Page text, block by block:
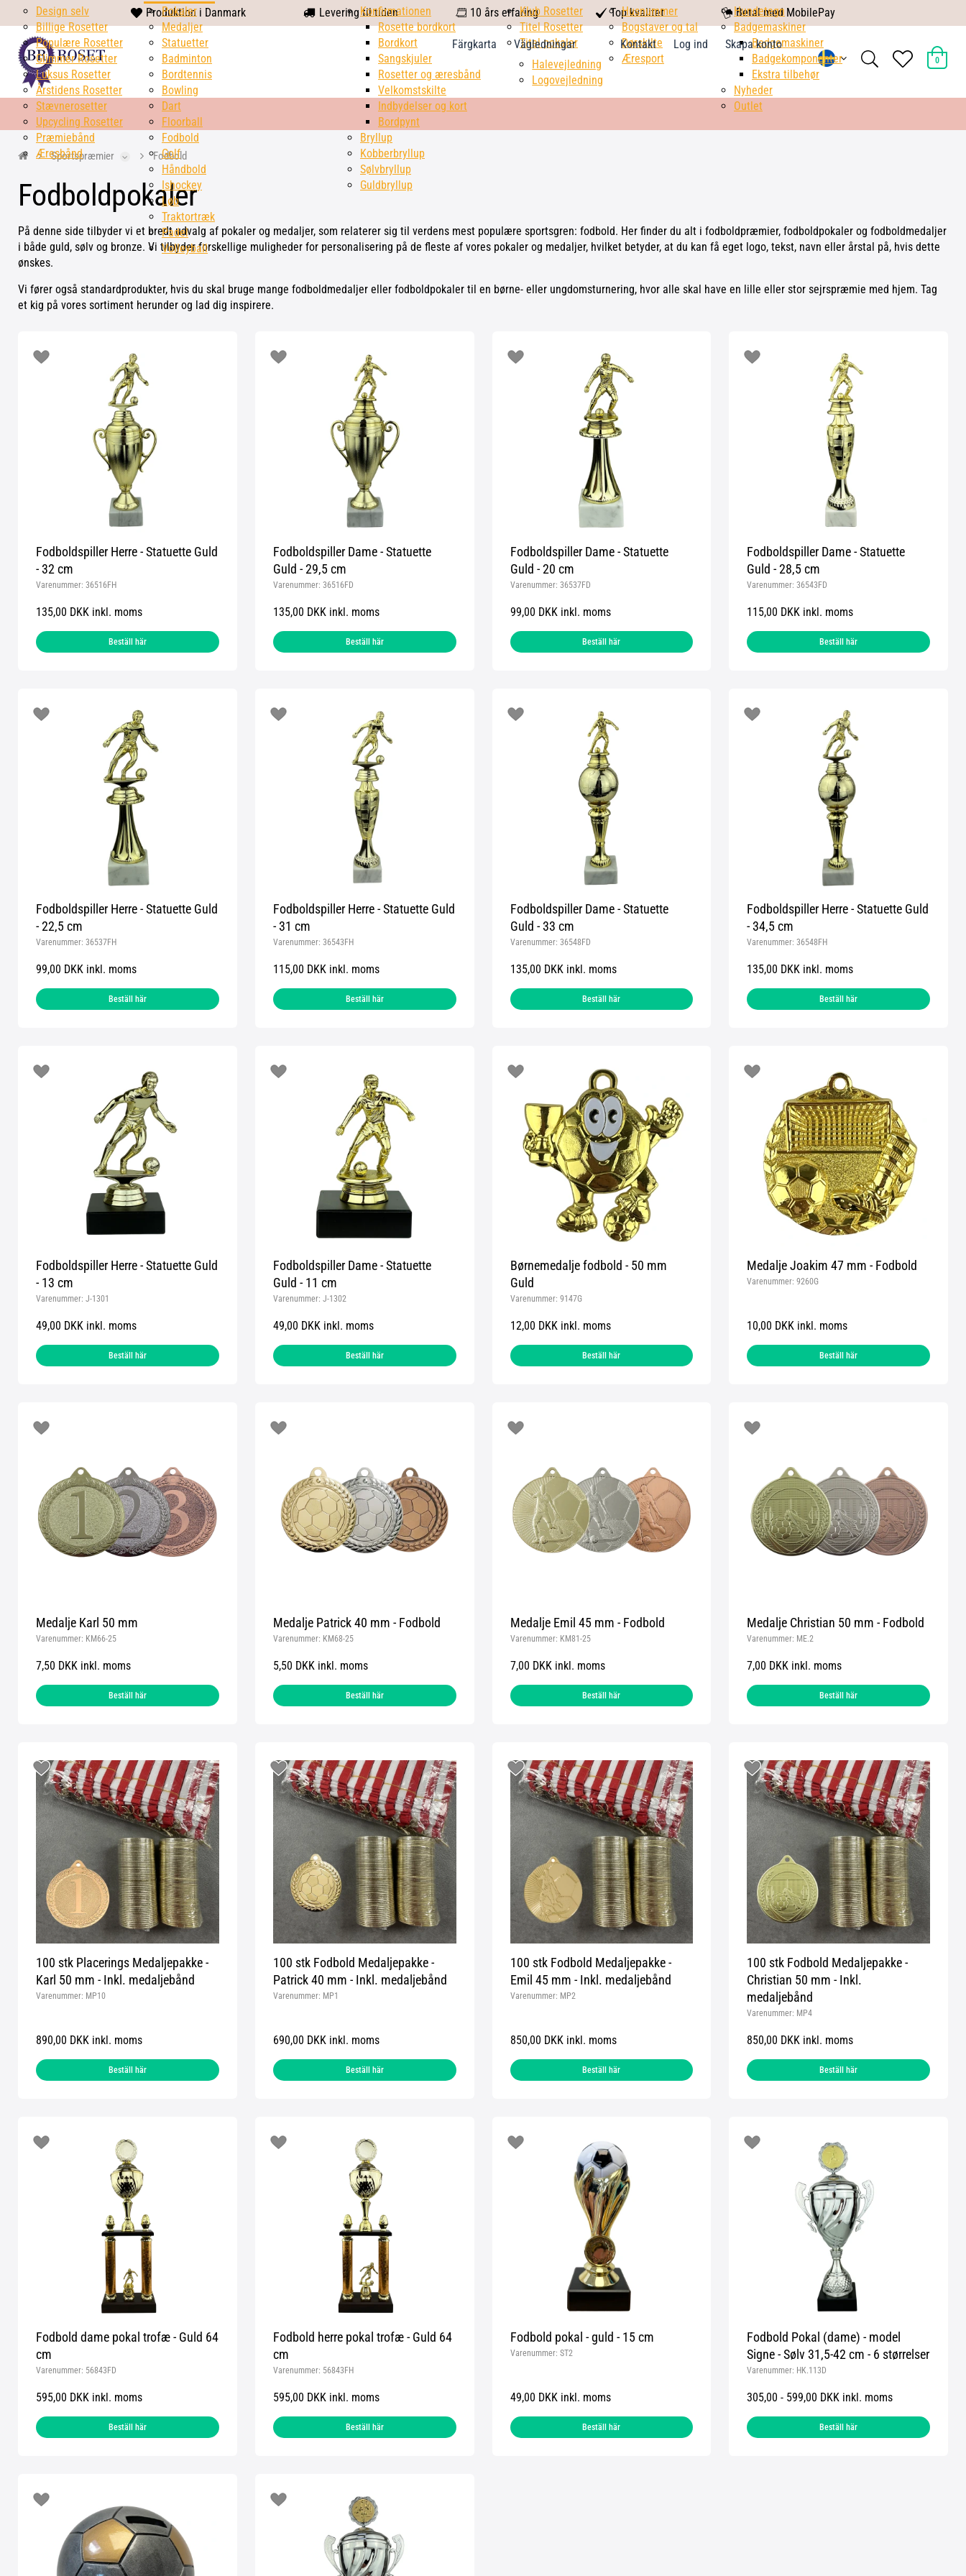
heart
solid
Produktion i Danmark Levering til tiden calendar
10 års erfaring
check
mark
Top kvalitet
mobile
pay
Betal med MobilePay
Färgkarta
Vägledningar
Halevejledning
Logovejledning
Kontakt Log ind
Skapa konto
search heart
light
0
Design selv
Billige Rosetter
Populære Rosetter
Glimmer Rosetter
Luksus Rosetter
Årstidens Rosetter
Stævnerosetter
Upcycling Rosetter
Præmiebånd
Æresbånd
Pokaler
Medaljer
Statuetter
Badminton
Bordtennis
Bowling
Dart
Floorball
Fodbold
Golf
Håndbold
Ishockey
Løb
Traktortræk
Padel
Volleyball
Konfirmationen
Rosette bordkort
Bordkort
Sangskjuler
Rosetter og æresbånd
Velkomstskilte
Indbydelser og kort
Bordpynt
Bryllup
Kobberbryllup
Sølvbryllup
Guldbryllup
Klub Rosetter
Titel Rosetter
Titel pokaler
Husnummer
Bogstaver og tal
Dørskilte
Æresport
Hundetegn
Badgemaskiner
Badgemaskiner
Badgekomponenter
Ekstra tilbehør
Nyheder
Outlet
Sportspræmier Fodbold
Fodboldpokaler
På denne side tilbyder vi et bredt udvalg af pokaler og medaljer, som relaterer sig til verdens mest populære sportsgren: fodbold. Her finder du alt i fodboldpræmier, fodboldpokaler og fodboldmedaljer
i både guld, sølv og bronze. Vi tilbyder forskellige muligheder for personalisering på de fleste af vores pokaler og medaljer, hvilket betyder, at du kan få eget logo, tekst, navn eller årstal på, hvis dette
ønskes.
Vi fører også standardprodukter, hvis du skal bruge mange fodboldmedaljer eller fodboldpokaler til en børne- eller ungdomsturnering, hvor alle skal have en lille eller stor sejrspræmie med hjem. Tag
et kig på vores sortiment herunder og lad dig inspirere.
Fodboldspiller Herre - Statuette Guld
- 32 cm
Varenummer: 36516FH
135,00 DKK inkl. moms
Beställ här
Fodboldspiller Dame - Statuette
Guld - 29,5 cm
Varenummer: 36516FD
135,00 DKK inkl. moms
Beställ här
Fodboldspiller Dame - Statuette
Guld - 20 cm
Varenummer: 36537FD
99,00 DKK inkl. moms
Beställ här
Fodboldspiller Dame - Statuette
Guld - 28,5 cm
Varenummer:36543FD
115,00 DKK inkl. moms
Beställ här
Fodboldspiller Herre - Statuette Guld
- 22,5 cm
Varenummer: 36537FH
99,00 DKK inkl. moms
Beställ här
Fodboldspiller Herre - Statuette Guld
- 31 cm
Varenummer: 36543FH
115,00 DKK inkl. moms
Beställ här
Fodboldspiller Dame - Statuette
Guld - 33 cm
Varenummer: 36548FD
135,00 DKK inkl. moms
Beställ här
Fodboldspiller Herre - Statuette Guld
- 34,5 cm
Varenummer:36548FH
135,00 DKK inkl. moms
Beställ här
Fodboldspiller Herre - Statuette Guld
- 13 cm
Varenummer: J-1301
49,00 DKK inkl. moms
Beställ här
Fodboldspiller Dame - Statuette
Guld - 11 cm
Varenummer: J-1302
49,00 DKK inkl. moms
Beställ här
Børnemedalje fodbold - 50 mm
Guld
Varenummer: 9147G
12,00 DKK inkl. moms
Beställ här
Medalje Joakim 47 mm - Fodbold
Varenummer:9260G
10,00 DKK inkl. moms
Beställ här
Medalje Karl 50 mm
Varenummer: KM66-25
7,50 DKK inkl. moms
Beställ här
Medalje Patrick 40 mm - Fodbold
Varenummer: KM68-25
5,50 DKK inkl. moms
Beställ här
Medalje Emil 45 mm - Fodbold
Varenummer: KM81-25
7,00 DKK inkl. moms
Beställ här
Medalje Christian 50 mm - Fodbold
Varenummer: ME.2
7,00 DKK inkl. moms
Beställ här
100 stk Placerings Medaljepakke -
Karl 50 mm - Inkl. medaljebånd
Varenummer: MP10
890,00 DKK inkl. moms
Beställ här
100 stk Fodbold Medaljepakke -
Patrick 40 mm - Inkl. medaljebånd
Varenummer: MP1
690,00 DKK inkl. moms
Beställ här
100 stk Fodbold Medaljepakke -
Emil 45 mm - Inkl. medaljebånd
Varenummer: MP2
850,00 DKK inkl. moms
Beställ här
100 stk Fodbold Medaljepakke -
Christian 50 mm - Inkl.
medaljebånd
Varenummer: MP4
850,00 DKK inkl. moms
Beställ här
Fodbold dame pokal trofæ - Guld 64
cm
Varenummer: 56843FD
595,00 DKK inkl. moms
Beställ här
Fodbold herre pokal trofæ - Guld 64
cm
Varenummer: 56843FH
595,00 DKK inkl. moms
Beställ här
Fodbold pokal - guld - 15 cm
Varenummer: ST2
49,00 DKK inkl. moms
Beställ här
Fodbold Pokal (dame) - model
Signe - Sølv 31,5-42 cm - 6 størrelser
Varenummer: HK.113D
305,00 - 599,00 DKK inkl. moms
Beställ här